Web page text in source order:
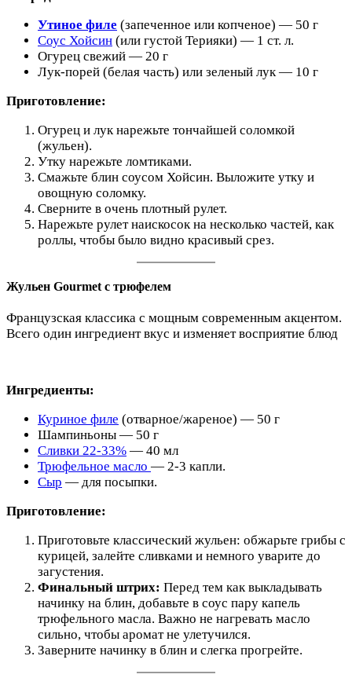
Утиное филе (запеченное или копченое) — 50 г
Соус Хойсин (или густой Терияки) — 1 ст. л.
Огурец свежий — 20 г
Лук-порей (белая часть) или зеленый лук — 10 г
Приготовление:
Огурец и лук нарежьте тончайшей соломкой
(жульен).
Утку нарежьте ломтиками.
Смажьте блин соусом Хойсин. Выложите утку и
овощную соломку.
Сверните в очень плотный рулет.
Нарежьте рулет наискосок на несколько частей, как
роллы, чтобы было видно красивый срез.
Жульен Gourmet с трюфелем
Французская классика с мощным современным акцентом.
Всего один ингредиент вкус и изменяет восприятие блюд
Ингредиенты:
Куриное филе (отварное/жареное) — 50 г
Шампиньоны — 50 г
Сливки 22-33% — 40 мл
Трюфельное масло — 2-3 капли.
Сыр — для посыпки.
Приготовление:
Приготовьте классический жульен: обжарьте грибы с
курицей, залейте сливками и немного уварите до
загустения.
Финальный штрих: Перед тем как выкладывать
начинку на блин, добавьте в соус пару капель
трюфельного масла. Важно не нагревать масло
сильно, чтобы аромат не улетучился.
Заверните начинку в блин и слегка прогрейте.